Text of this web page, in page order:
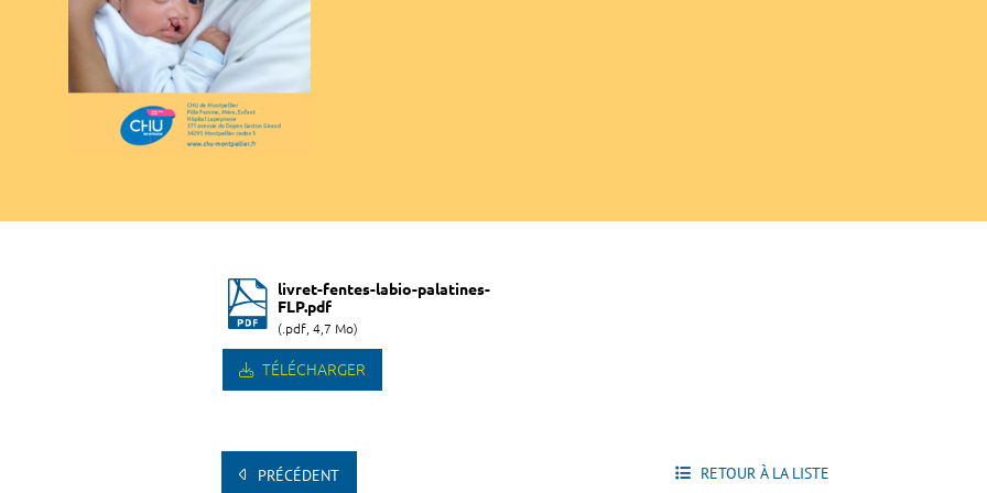
livret-fentes-labio-palatines-
FLP.pdf
(.pdf, 4,7 Mo)
TÉLÉCHARGER
PRÉCÉDENT RETOUR À LA LISTE